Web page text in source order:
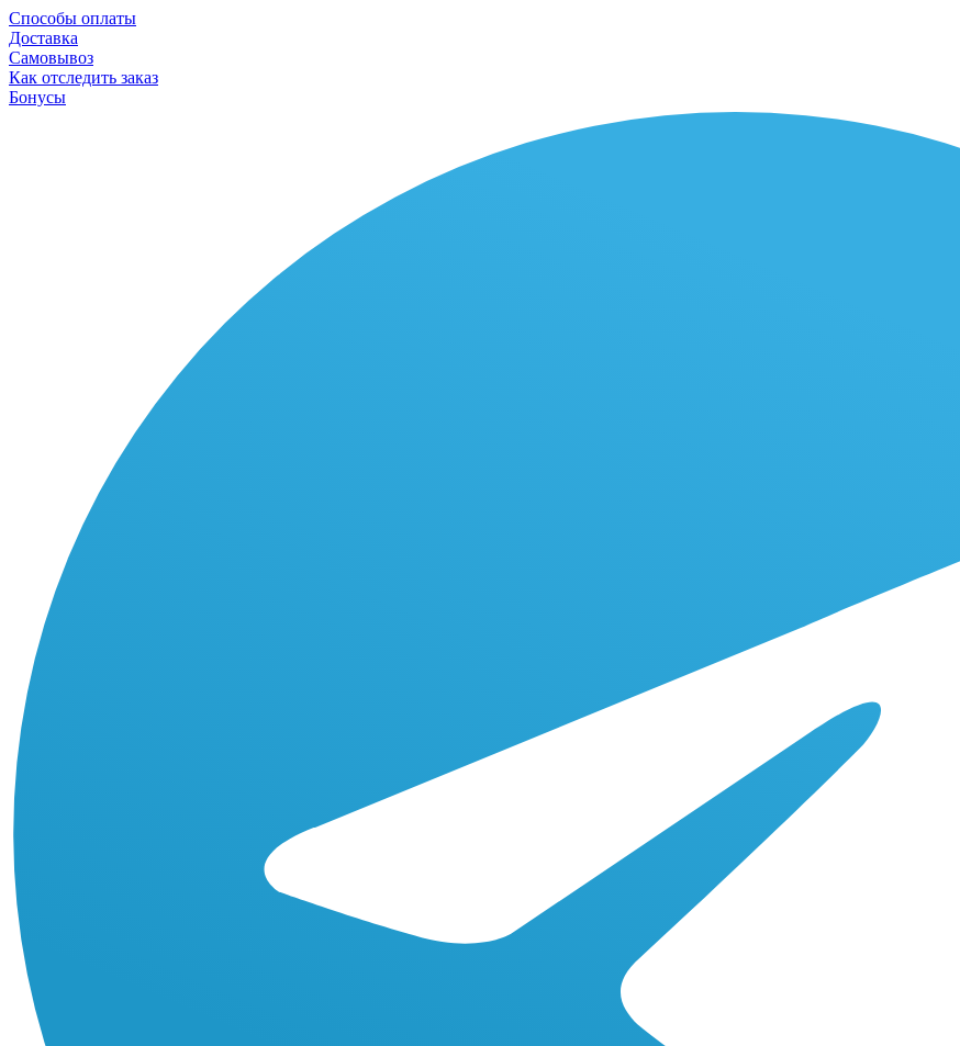
Способы оплаты
Доставка
Самовывоз
Как отследить заказ
Бонусы